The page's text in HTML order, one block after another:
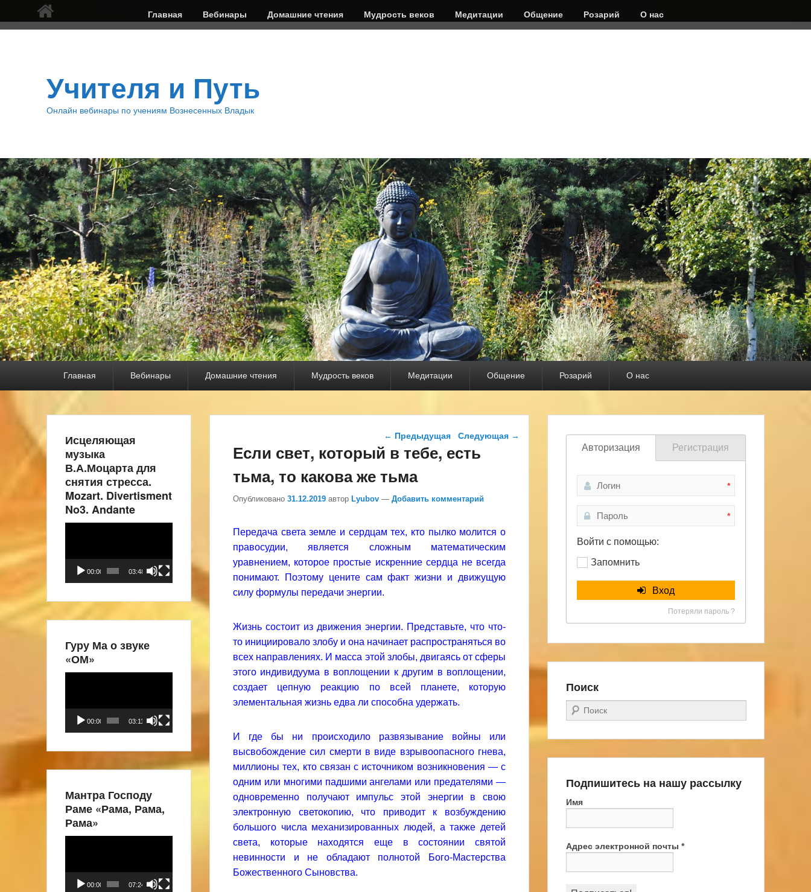
Верхнее
меню
Главная Вебинары Домашние чтения Мудрость веков Медитации Общение Розарий О нас
Учителя и Путь
Онлайн вебинары по учениям Вознесенных Владык
Главная Вебинары Домашние чтения Мудрость веков Медитации Общение Розарий О нас
Навигация по записям
← Предыдущая Следующая →
Если свет, который в тебе, есть
тьма, то какова же тьма
Опубликовано 31.12.2019 автор Lyubov — Добавить комментарий
Передача света земле и сердцам тех, кто пылко молится о
правосудии, является сложным математическим
уравнением, которое простые искренние сердца не всегда
понимают. Поэтому цените сам факт жизни и движущую
силу формулы передачи энергии.
Жизнь состоит из движения энергии. Представьте, что что-
то инициировало злобу и она начинает распространяться во
всех направлениях. И масса этой злобы, двигаясь от сферы
этого индивидуума в воплощении к другим в воплощении,
создает цепную реакцию по всей планете, которую
элементальная жизнь едва ли способна удержать.
И где бы ни происходило развязывание войны или
высвобождение сил смерти в виде взрывоопасного гнева,
миллионы тех, кто связан с источником возникновения — с
одним или многими падшими ангелами или предателями —
одновременно получают импульс этой энергии в свою
электронную светокопию, что приводит к возбуждению
большого числа механизированных людей, а также детей
света, которые находятся еще в состоянии святой
невинности и не обладают полнотой Бого-Мастерства
Божественного Сыновства.
Авторизация Регистрация
*
*
Войти с помощью:
Запомнить
Вход
Потеряли пароль ?
Поиск
Поиск
Подпишитесь на нашу рассылку
Имя
Адрес электронной почты *
Исцеляющая
музыка
В.А.Моцарта для
снятия стресса.
Mozart. Divertisment
No3. Andante
00:00 03:48
Гуру Ма о звуке
«ОМ»
00:00 03:11
Мантра Господу
Раме «Рама, Рама,
Рама»
00:00 07:24